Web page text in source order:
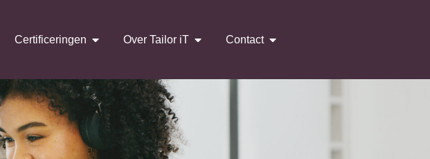
Certificeringen Over Tailor iT Contact